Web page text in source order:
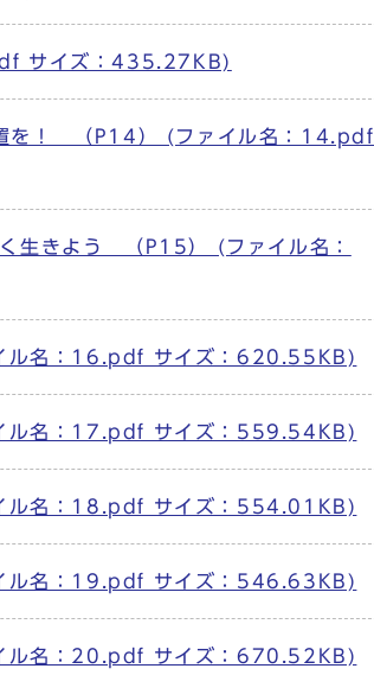
サイズ：435.27KB)
置を！ （P14） (ファイル名：14.pdf
生きよう （P15） (ファイル名：
ル名：16.pdf サイズ：620.55KB)
ル名：17.pdf サイズ：559.54KB)
ル名：18.pdf サイズ：554.01KB)
ル名：19.pdf サイズ：546.63KB)
ル名：20.pdf サイズ：670.52KB)